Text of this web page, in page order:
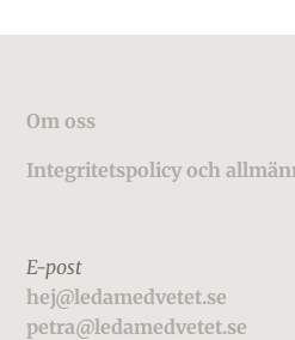
Footer
Om oss
Integritetspolicy och
E-post
hej@ledamedvetet.se
petra@ledamedvetet.se